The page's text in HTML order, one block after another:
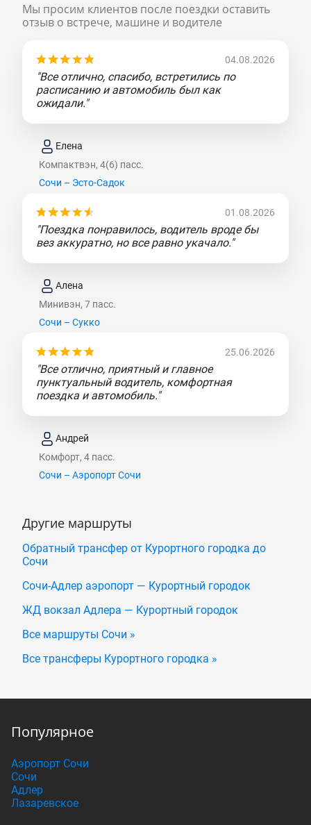
Мы просим клиентов после поездки оставить
отзыв о встрече, машине и водителе
04.08.2026
"Все отлично, спасибо, встретились по
расписанию и автомобиль был как
ожидали."
Елена
Компактвэн, 4(6) пасс.
Сочи – Эсто-Садок
01.08.2026
"Поездка понравилось, водитель вроде бы
вез аккуратно, но все равно укачало."
Алена
Минивэн, 7 пасс.
Сочи – Сукко
25.06.2026
"Все отлично, приятный и главное
пунктуальный водитель, комфортная
поездка и автомобиль."
Андрей
Комфорт, 4 пасс.
Сочи – Аэропорт Сочи
Другие маршруты
Обратный трансфер от Курортного городка до
Сочи
Сочи-Адлер аэропорт — Курортный городок
ЖД вокзал Адлера — Курортный городок
Все маршруты Сочи »
Все трансферы Курортного городка »
Популярное
Аэропорт Сочи
Сочи
Адлер
Лазаревское